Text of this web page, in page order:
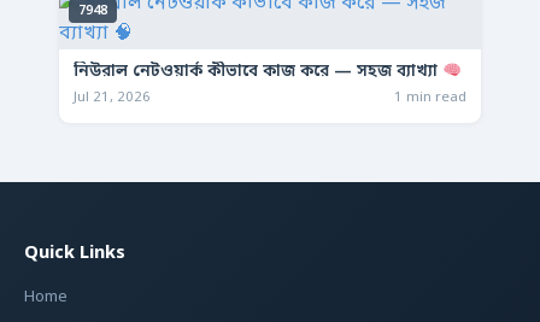
7948
নিউরাল নেটওয়ার্ক কীভাবে কাজ করে — সহজ ব্যাখ্যা
Jul 21, 2026 1 min read
Quick Links
Home